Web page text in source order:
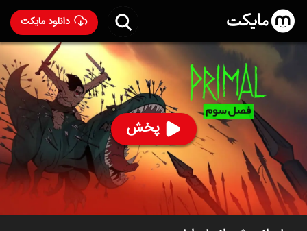
دانلود مایکت
پخش
انیمیشن انسان اولیه - Primal 2019
۱,۵۷۱ 94% ۸.۶
ساخت آمریکا سال 2019
رده سنی ۱۸+
سریال
انیمیشن اکشن ماجراجویی درام ترسناک
توضیحات قسمت‌ها انیمیشن‌های مشابه